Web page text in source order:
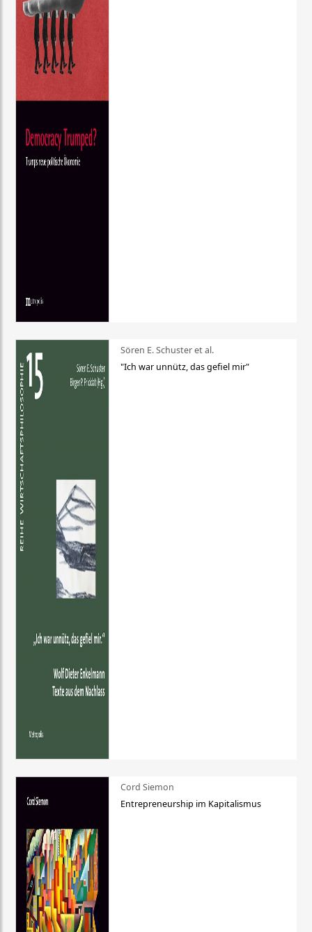
Sören E. Schuster et al.
"Ich war unnütz, das gefiel mir"
Cord Siemon
Entrepreneurship im Kapitalismus